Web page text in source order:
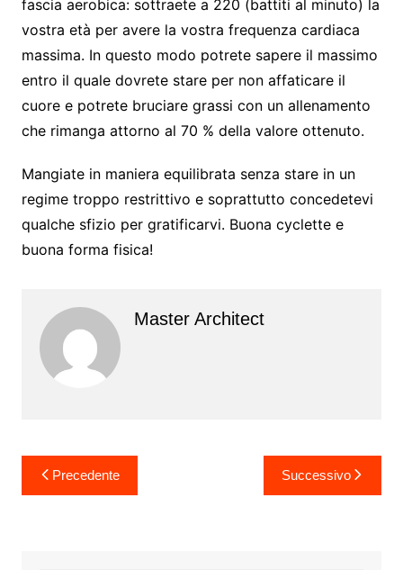
fascia aerobica: sottraete a 220 (battiti al minuto) la
vostra età per avere la vostra frequenza cardiaca
massima. In questo modo potrete sapere il massimo
entro il quale dovrete stare per non affaticare il
cuore e potrete bruciare grassi con un allenamento
che rimanga attorno al 70 % della valore ottenuto.
Mangiate in maniera equilibrata senza stare in un
regime troppo restrittivo e soprattutto concedetevi
qualche sfizio per gratificarvi. Buona cyclette e
buona forma fisica!
Master Architect
Navigazione
articoli
Precedente Successivo